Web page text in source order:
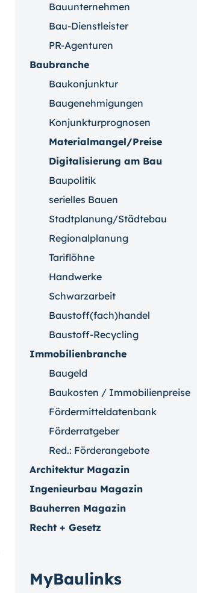
Bauunternehmen
Bau-Dienstleister
PR-Agenturen
Baubranche
Baukonjunktur
Baugenehmigungen
Konjunkturprognosen
Materialmangel/Preise
Digitalisierung am Bau
Baupolitik
serielles Bauen
Stadtplanung/Städtebau
Regionalplanung
Tariflöhne
Handwerke
Schwarzarbeit
Baustoff(fach)handel
Baustoff-Recycling
Immobilienbranche
Baugeld
Baukosten / Immobilienpreise
Fördermitteldatenbank
Förderratgeber
Red.: Förderangebote
Architektur Magazin
Ingenieurbau Magazin
Bauherren Magazin
Recht + Gesetz
MyBaulinks